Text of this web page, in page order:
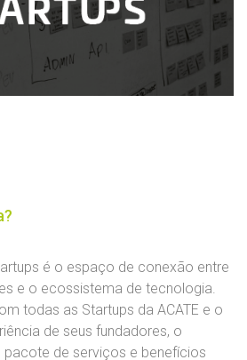
é o espaço de conexão entre
e o ecossistema de tecnologia.
todas as Startups da ACATE e o
de seus fundadores, o
de serviços e benefícios